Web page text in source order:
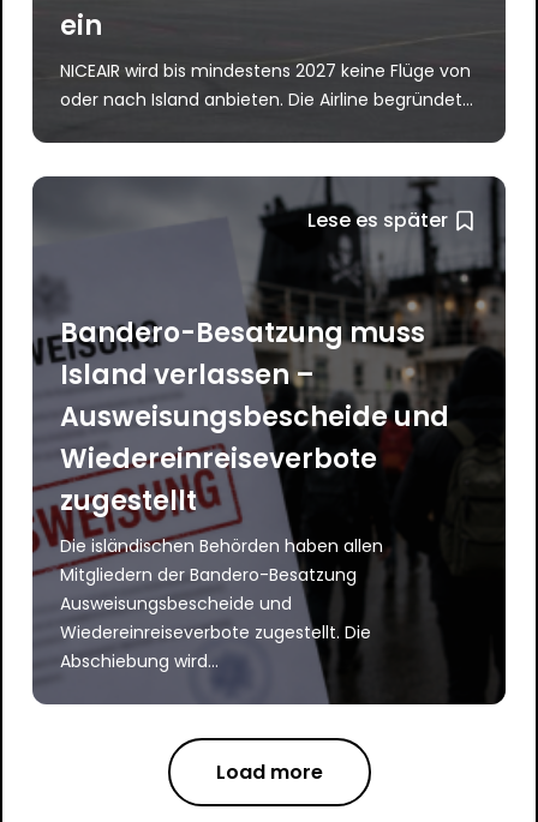
ein
NICEAIR wird bis mindestens 2027 keine Flüge von
oder nach Island anbieten. Die Airline begründet...
Lese es später
Bandero-Besatzung muss
Island verlassen –
Ausweisungsbescheide und
Wiedereinreiseverbote
zugestellt
Die isländischen Behörden haben allen
Mitgliedern der Bandero-Besatzung
Ausweisungsbescheide und
Wiedereinreiseverbote zugestellt. Die
Abschiebung wird...
Load more